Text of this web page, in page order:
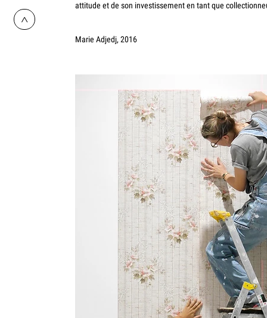
>
attitude et de son investissement en tant que
Marie Adjedj, 2016